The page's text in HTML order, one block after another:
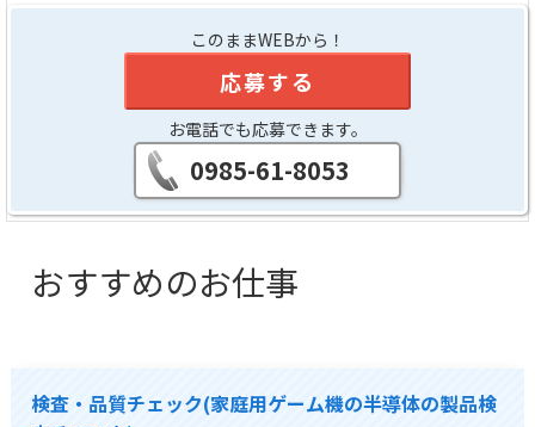
このままWEBから！
応募する
お電話でも応募できます。
0985-61-8053
おすすめのお仕事
検査・品質チェック(家庭用ゲーム機の半導体の製品検